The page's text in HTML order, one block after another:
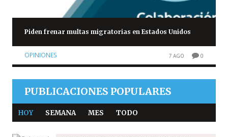
Piden frenar multas migratorias en Estados Unidos
OPINIONES 7 AGO 0
PUBLICACIONES POPULARES
HOY SEMANA MES TODO